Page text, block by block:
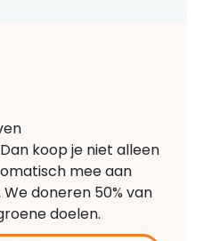
koop je niet alleen
mee aan
doneren 50% van
doelen.